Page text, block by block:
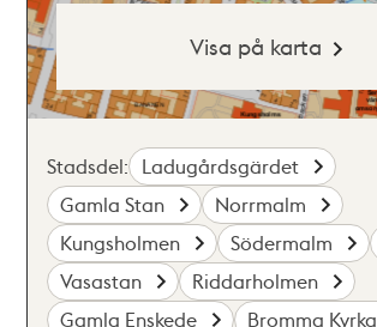
Visa på karta
Stadsdel: Ladugårdsgärdet
Gamla Stan
Norrmalm
Kungsholmen
Södermalm
Vasastan
Riddarholmen
Gamla Enskede
Bromma Kyrka